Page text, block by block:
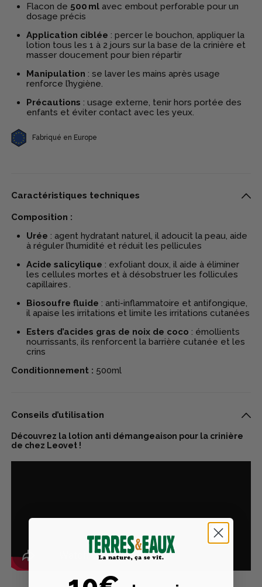
Flacon de 500 ml avec embout perforable pour un
dosage précis
Application ciblée : percer le bouchon, appliquer la
lotion tous les 1 à 2 jours sur la base de la crinière et
masser doucement pour bien répartir
Manipulation : se laver les mains après usage
renforce l’hygiène.
Précautions : usage externe, tenir hors portée des
enfants et éviter contact avec les yeux.
Fabriqué en Europe
Caractéristiques techniques
Composition :
Urée : agent hydratant naturel, il adoucit la peau, aide
à réguler l’humidité et réduit les pellicules
Acide salicylique : exfoliant doux, il aide à éliminer
les cellules mortes et à désobstruer les follicules
capillaires
Biosoufre fluide : anti-inflammatoire et antifongique,
il apaise les irritations et limite les irritations cutanées
Esters d’acides gras de noix de coco : émollients
nourrissants, ils renforcent la barrière cutanée et les
crins
Conditionnement : 500ml
Conseils d’utilisation
Découvrez la lotion anti démangeaison pour la crinière
de chez Leovet !